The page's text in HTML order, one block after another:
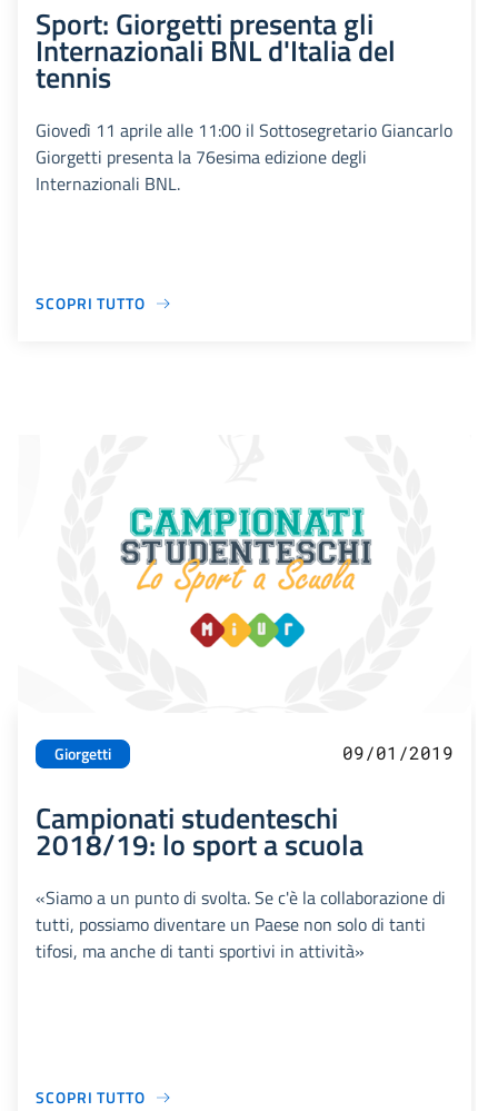
Sport: Giorgetti presenta gli
Internazionali BNL d'Italia del
tennis
Giovedì 11 aprile alle 11:00 il Sottosegretario Giancarlo
Giorgetti presenta la 76esima edizione degli
Internazionali BNL.
SCOPRI TUTTO
Giorgetti 09/01/2019
Campionati studenteschi
2018/19: lo sport a scuola
«Siamo a un punto di svolta. Se c'è la collaborazione di
tutti, possiamo diventare un Paese non solo di tanti
tifosi, ma anche di tanti sportivi in attività»
SCOPRI TUTTO